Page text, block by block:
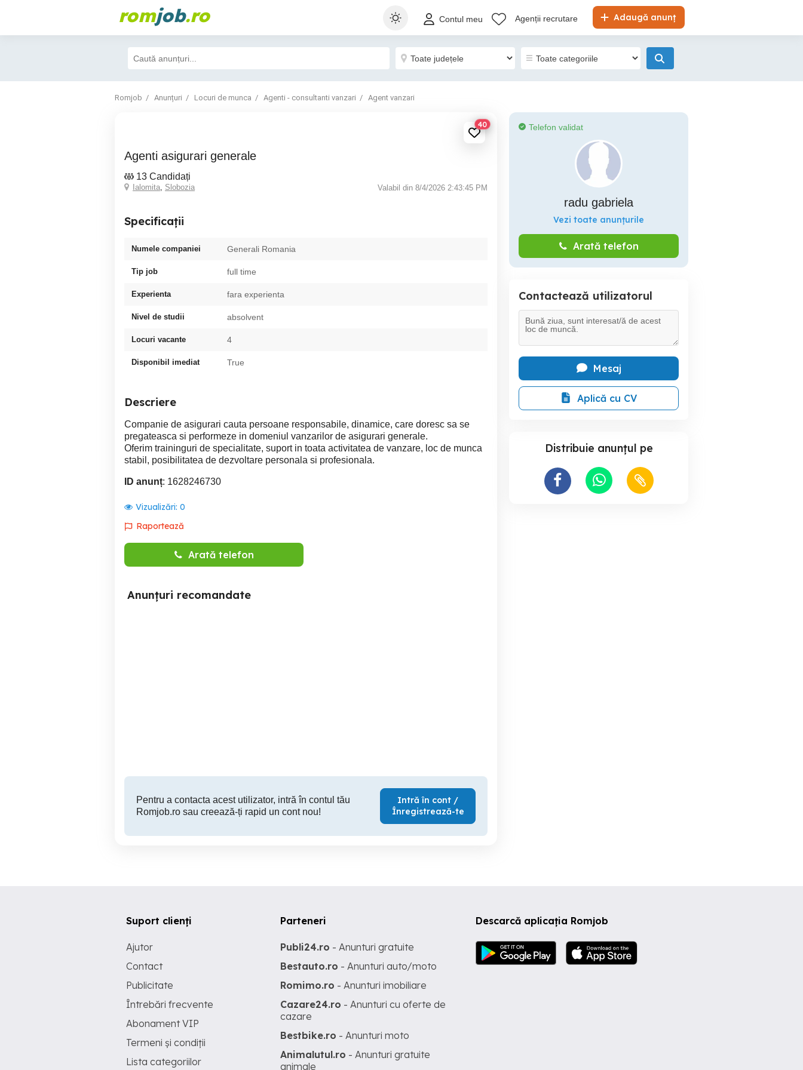
romjob.ro Adaugă anunț
Contul meu Agenții recrutare
Romjob Anunțuri Locuri de munca Agenti - consultanti vanzari Agent vanzari
40
agenti asigurari generale
13 Candidați
Ialomita, Slobozia Valabil din 8/4/2026 2:43:45 PM
Specificații
Numele companiei Generali Romania
Tip job full time
Experienta fara experienta
Nivel de studii absolvent
Locuri vacante 4
Disponibil imediat True
Descriere
Companie de asigurari cauta persoane responsabile, dinamice, care doresc sa se
pregateasca si performeze in domeniul vanzarilor de asigurari generale.
Oferim traininguri de specialitate, suport in toata activitatea de vanzare, loc de munca
stabil, posibilitatea de dezvoltare personala si profesionala.
ID anunț: 1628246730
Vizualizări: 0
Raportează
Arată telefon
Anunțuri recomandate
Pentru a contacta acest utilizator, intră în contul tău
Romjob.ro sau creează-ți rapid un cont nou!
Intră în cont /
Înregistrează-te
Telefon validat
radu gabriela
Vezi toate anunțurile
Arată telefon
Contactează utilizatorul
Mesaj
Aplică cu CV
Distribuie anunțul pe
Descarcă aplicația Romjob
Suport clienți
Ajutor
Contact
Publicitate
Întrebări frecvente
Abonament VIP
Termeni și condiții
Lista categoriilor
Parteneri
Publi24.ro - Anunturi gratuite
Bestauto.ro - Anunturi auto/moto
Romimo.ro - Anunturi imobiliare
Cazare24.ro - Anunturi cu oferte de
cazare
Bestbike.ro - Anunturi moto
Animalutul.ro - Anunturi gratuite
animale